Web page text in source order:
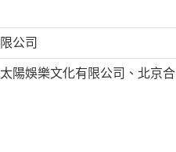
公司
陽娛樂文化有限公司、北京合